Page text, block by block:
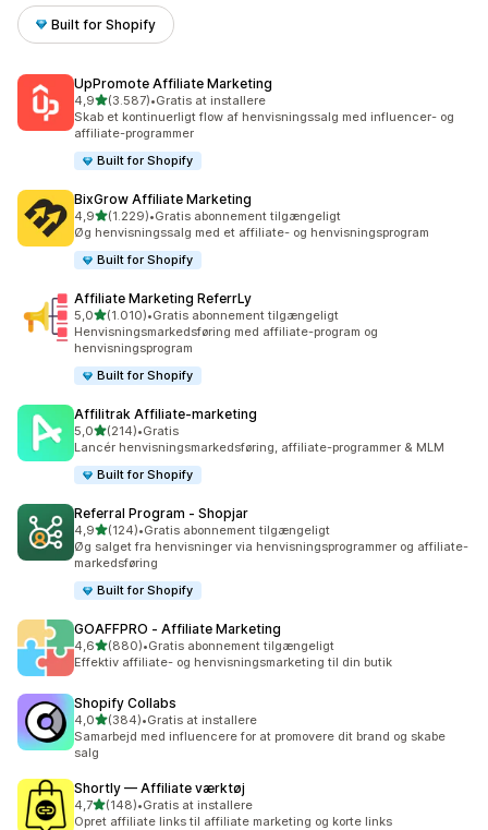
Built for Shopify
UpPromote Affiliate Marketing
4,9ud af 5 stjerner
(3.587)
3587 anmeldelser i alt
•Gratis at installere
Skab et kontinuerligt flow af henvisningssalg med influencer- og
affiliate-programmer
Built for Shopify
BixGrow Affiliate Marketing
4,9ud af 5 stjerner
(1.229)
1229 anmeldelser i alt
•Gratis abonnement tilgængeligt
Øg henvisningssalg med et affiliate- og henvisningsprogram
Built for Shopify
Affiliate Marketing ReferrLy
5,0ud af 5 stjerner
(1.010)
1010 anmeldelser i alt
•Gratis abonnement tilgængeligt
Henvisningsmarkedsføring med affiliate-program og
henvisningsprogram
Built for Shopify
Affilitrak Affiliate‑marketing
5,0ud af 5 stjerner
(214)
214 anmeldelser i alt
•Gratis
Lancér henvisningsmarkedsføring, affiliate-programmer & MLM
Built for Shopify
Referral Program ‑ Shopjar
4,9ud af 5 stjerner
(124)
124 anmeldelser i alt
•Gratis abonnement tilgængeligt
Øg salget fra henvisninger via henvisningsprogrammer og affiliate-
markedsføring
Built for Shopify
GOAFFPRO ‑ Affiliate Marketing
4,6ud af 5 stjerner
(880)
880 anmeldelser i alt
•Gratis abonnement tilgængeligt
Effektiv affiliate- og henvisningsmarketing til din butik
Shopify Collabs
4,0ud af 5 stjerner
(384)
384 anmeldelser i alt
•Gratis at installere
Samarbejd med influencere for at promovere dit brand og skabe
salg
Shortly — Affiliate værktøj
4,7ud af 5 stjerner
(148)
148 anmeldelser i alt
•Gratis at installere
Opret affiliate links til affiliate marketing og korte links